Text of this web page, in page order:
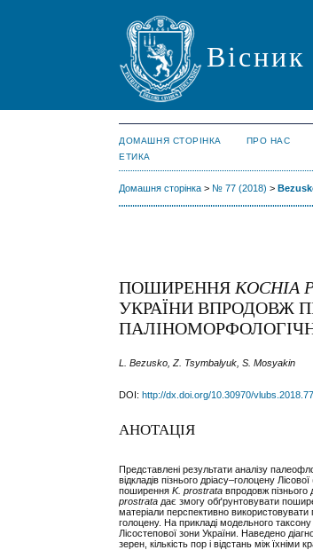
Вісник
ДОМАШНЯ СТОРІНКА ПРО НАС
ЕТИКА
Домашня сторінка > № 77 (2018) >
ПОШИРЕННЯKOCHIA
УКРАЇНИ ВПРОДОВЖ
L. Bezusko, Z. Tsymbalyuk, S. Mosyakin
DOI:http://dx.doi.org/10.30970/
АНОТАЦІЯ
Представлені результати аналізу
відкладів пізнього дріасу–голоцену
поширенняK. prostrata впродовж пізнього
prostrata дає змогу обґрунтовувати
матеріали перспективно використовувати
голоцену. На прикладі модельного
Лісостепової зони України. Наведено
зерен, кількість пор і відстань між